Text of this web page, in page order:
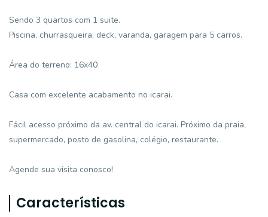
Sendo 3 quartos com 1 suite.
Piscina, churrasqueira, deck, varanda, garagem para 5 carros.
Área do terreno: 16x40
Casa com excelente acabamento no icarai.
Fácil acesso próximo da av. central do icarai. Próximo da praia,
supermercado, posto de gasolina, colégio, restaurante.
Agende sua visita conosco!
Características